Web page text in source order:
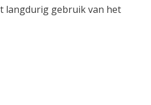
langdurig gebruik van het